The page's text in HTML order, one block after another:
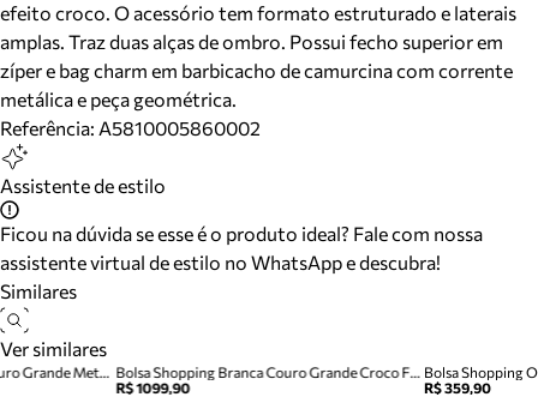
efeito croco. O acessório tem formato estruturado e laterais
amplas. Traz duas alças de ombro. Possui fecho superior em
zíper e bag charm em barbicacho de camurcina com corrente
metálica e peça geométrica.
Referência: A5810005860002
Assistente de estilo
Ficou na dúvida se esse é o produto ideal? Fale com nossa
assistente virtual de estilo no WhatsApp e descubra!
Similares
Ver similares
Bolsa Shopping Branca Couro Grande Croco Franja
R$ 1099,90
Bolsa Shopping
R$ 359,90
Bolsa Shopping Off-White Couro Grande Metais Textura